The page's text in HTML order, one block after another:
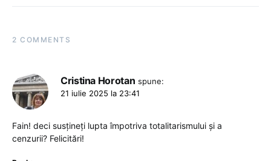
2 COMMENTS
Cristina Horotan spune:
21 iulie 2025 la 23:41
Fain! deci susțineți lupta împotriva totalitarismului și a
cenzurii? Felicitări!